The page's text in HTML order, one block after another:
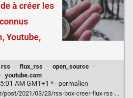
à créer les
Youtube,
rss · flux_rss · open_source
·
· youtube.com
AM GMT+1 * · permalien
box-creer-flux-rss-sites-connus-twitter-instagram-youtube-soundcloud